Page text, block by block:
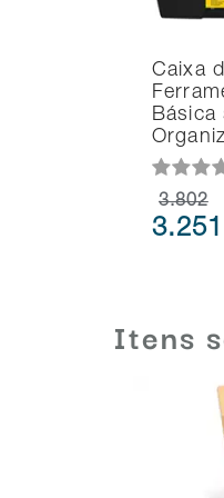
Caixa
Básica
3.802
3.251
Itens